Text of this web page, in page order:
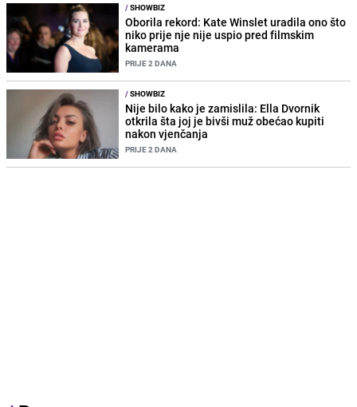
/SHOWBIZ
Oborila rekord: Kate Winslet uradila ono što
niko prije nje nije uspio pred filmskim
kamerama
PRIJE 2 DANA
/SHOWBIZ
Nije bilo kako je zamislila: Ella Dvornik
otkrila šta joj je bivši muž obećao kupiti
nakon vjenčanja
PRIJE 2 DANA